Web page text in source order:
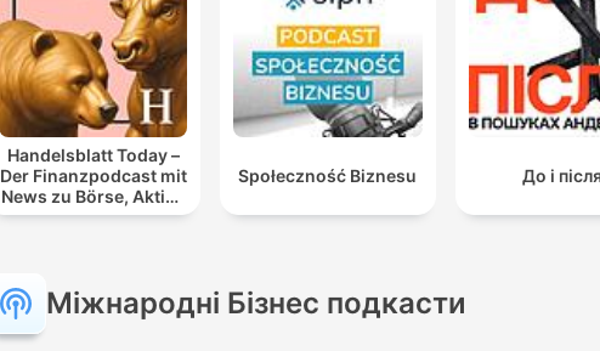
Handelsblatt Today –
Der Finanzpodcast mit
News zu Börse, Aktien
und Geldanlage
Społeczność Biznesu До і
Міжнародні Бізнес подкасти